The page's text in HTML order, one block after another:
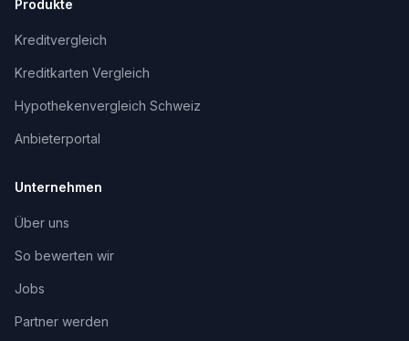
Produkte
Kreditvergleich
Kreditkarten Vergleich
Hypothekenvergleich Schweiz
Anbieterportal
Unternehmen
Über uns
So bewerten wir
Jobs
Partner werden